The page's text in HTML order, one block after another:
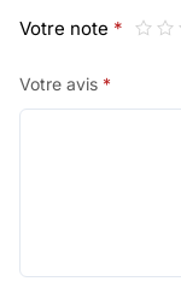
Votre note *
Votre avis *